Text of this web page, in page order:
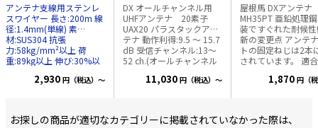
アンテナ支線用ステンレ
スワイヤー 長さ:200m 線
径:1.4mm(単線) 素
材:SUS304 抗張
力:58kg/mm²以上 荷
重:89kg以上 伸び:30%以
ステンレスワイヤーで
2,930 円（税込）～
DX オールチャンネル用
UHFアンテナ 20素子
UAX20 パラスタックアン
テナ 動作利得:9.5 ～ 15.7
dB 受信チャンネル:13～
52 ch.(オールチャンネル
にも最適 2.出力端子にF型
11,030 円（税込）～
屋根馬 DXアンテ
MH35PT 亜鉛処理鋼材+塗
装ですぐれた耐候性! ※
新の変更点 アンテ
トの固定ねじは2本
されています。 適合マス
1,870 円（
お探しの商品が適切なカテゴリーに掲載されていなかった際は、